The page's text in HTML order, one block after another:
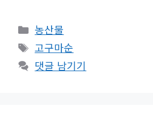
카
테
고
리
농산물
태
그
고구마순
댓글 남기기